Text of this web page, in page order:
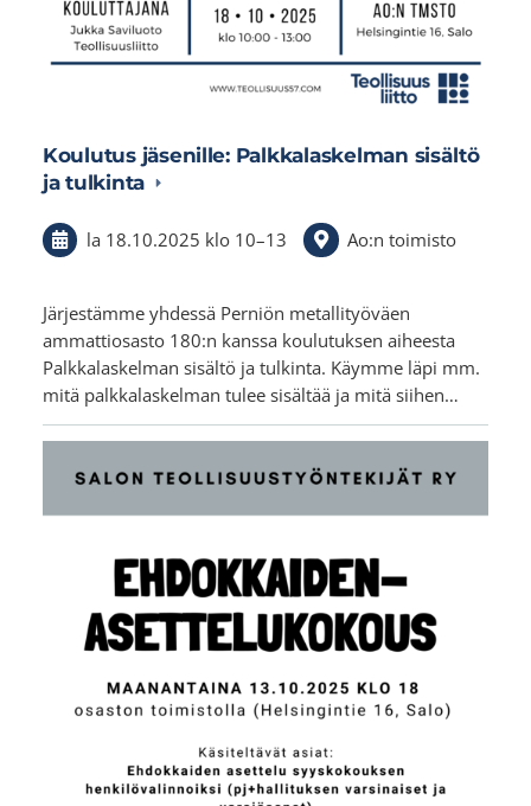
Koulutus jäsenille: Palkkalaskelman sisältö
ja tulkinta
la 18.10.2025 klo 10–13 Ao:n toimisto
Järjestämme yhdessä Perniön metallityöväen
ammattiosasto 180:n kanssa koulutuksen aiheesta
Palkkalaskelman sisältö ja tulkinta. Käymme läpi mm.
mitä palkkalaskelman tulee sisältää ja mitä siihen…